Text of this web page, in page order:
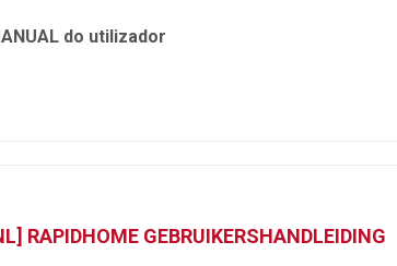
do utilizador
RAPIDHOME GEBRUIKERSHANDLEIDING